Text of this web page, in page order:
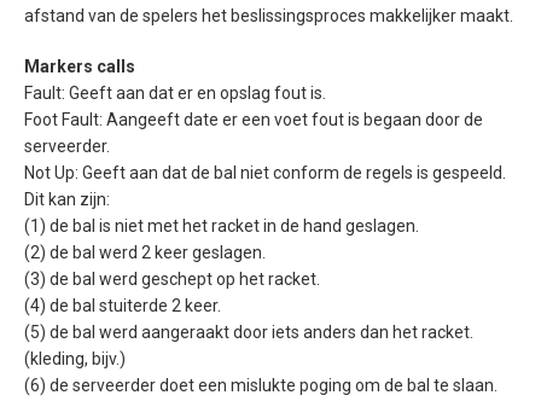
afstand van de spelers het beslissingsproces makkelijker maakt.
Markers calls
Fault: Geeft aan dat er en opslag fout is.
Foot Fault: Aangeeft date er een voet fout is begaan door de
serveerder.
Not Up: Geeft aan dat de bal niet conform de regels is gespeeld.
Dit kan zijn:
(1) de bal is niet met het racket in de hand geslagen.
(2) de bal werd 2 keer geslagen.
(3) de bal werd geschept op het racket.
(4) de bal stuiterde 2 keer.
(5) de bal werd aangeraakt door iets anders dan het racket.
(kleding, bijv.)
(6) de serveerder doet een mislukte poging om de bal te slaan.